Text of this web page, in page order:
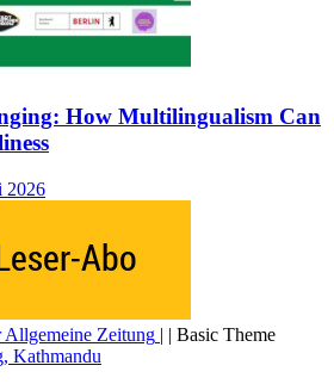
How Multilingualism Can
2026
Allgemeine Zeitung | | Basic Theme
Kathmandu